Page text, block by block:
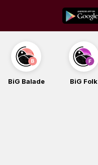
content
BiG Balade BiG Folk